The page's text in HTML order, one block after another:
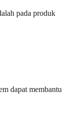
pada produk
dapat membantu